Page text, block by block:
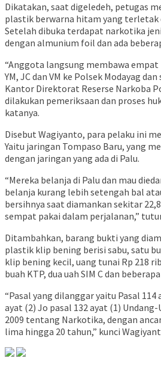
Dikatakan, saat digeledeh, petugas
plastik berwarna hitam yang terletak
Setelah dibuka terdapat narkotika
dengan almunium foil dan ada
“Anggota langsung membawa
YM, JC dan VM ke Polsek Modayag
Kantor Direktorat Reserse Narkoba
dilakukan pemeriksaan dan proses
katanya.
Disebut Wagiyanto, para pelaku ini
Yaitu jaringan Tompaso Baru, yang
dengan jaringan yang ada di Palu.
“Mereka belanja di Palu dan mau
belanja kurang lebih setengah bal
bersihnya saat diamankan sekitar
sempat pakai dalam perjalanan,”
Ditambahkan, barang bukti yang
plastik klip bening berisi sabu, satu
klip bening kecil, uang tunai Rp 218
buah KTP, dua uah SIM C dan
“Pasal yang dilanggar yaitu Pasal 114
ayat (2) Jo pasal 132 ayat (1)
2009 tentang Narkotika, dengan
lima hingga 20 tahun,” kunci